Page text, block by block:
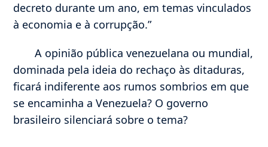
decreto durante um ano, em temas vinculados
à economia e à corrupção.”
A opinião pública venezuelana ou mundial,
dominada pela ideia do rechaço às ditaduras,
ficará indiferente aos rumos sombrios em que
se encaminha a Venezuela? O governo
brasileiro silenciará sobre o tema?